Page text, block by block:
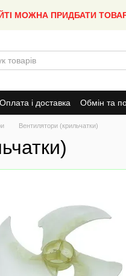
МОЖНА ПРИДБАТИ
Оплата і доставка Обмін та
Вентилятори (крильчатки)